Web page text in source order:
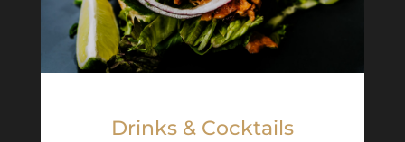
Drinks & Cocktails